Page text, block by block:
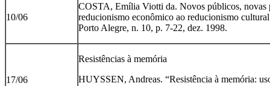
10/06
COSTA, Emília Viotti da. Novos públicos, novas
reducionismo econômico ao reducionismo
Porto Alegre, n. 10, p. 7-22, dez. 1998.
17/06
Resistências à memória
HUYSSEN, Andreas. “Resistência à memória: